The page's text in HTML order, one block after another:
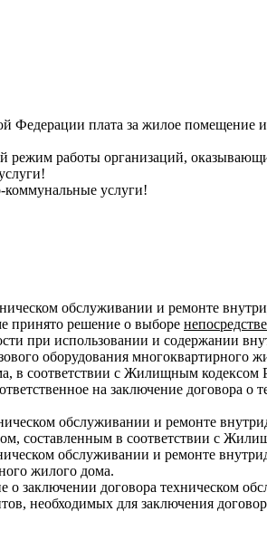
плата за жилое помещение
режим работы организаций,
услуги!
обслуживании и ремонте
принято решение о выборе
при использовании и содержании
оборудования многоквартирного
в соответствии с Жилищным кодексом
на заключение договора о
обслуживании и ремонте
составленным в соответствии с
обслуживании и ремонте
жилого дома.
заключении договора техническом
необходимых для заключения